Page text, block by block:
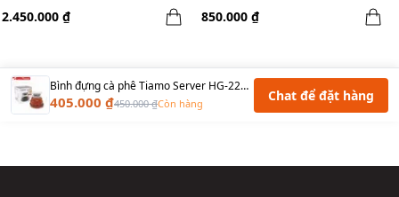
2.450.000 ₫ 850.000 ₫
Bình đựng cà phê Tiamo Server HG-2219-600ml
405.000 ₫450.000 ₫Còn hàng Chat để đặt hàng